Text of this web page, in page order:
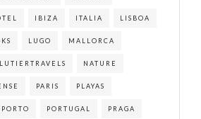
IBIZA ITALIA LISBOA
LUGO MALLORCA
NATURE
PARIS PLAYAS
PORTO PORTUGAL PRAGA